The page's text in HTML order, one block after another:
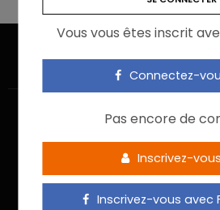
Vous vous êtes inscrit
Connectez-
Pas encore de
Inscrivez-
Inscrivez-vous avec
ACCUEIL JE M’INSCRIS
MENTIONS LÉGALES
POLITIQUE